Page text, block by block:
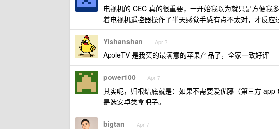
电视机的 CEC 真的很重要，一开始我以为就只是方便我
着电视机遥控器操作了半天感觉手感有点不太对，才反应
Yishanshan Apr 7
AppleTV 是我买的最满意的苹果产品了，全家一致好评
power100 Apr 7
其实呢，归根结底就是：如果不需要爱优藤（第三方
是选安卓类盒吧子。
bigtan Apr 7